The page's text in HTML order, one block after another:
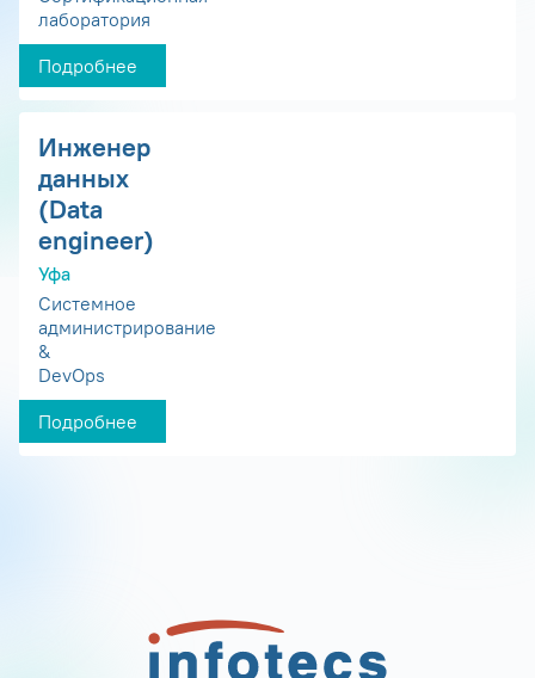
лаборатория
Подробнее
Инженер
данных
(Data
engineer)
Уфа
Системное
администрирование
&
DevOps
Подробнее